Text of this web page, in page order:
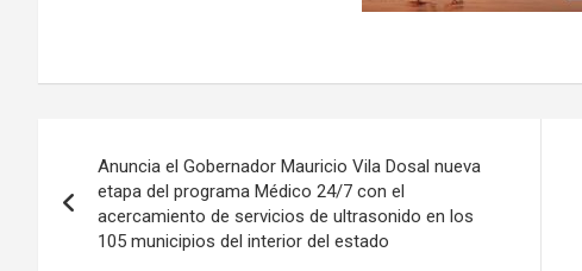
de
entradas
Anuncia el Gobernador Mauricio Vila Dosal nueva
etapa del programa Médico 24/7 con el
acercamiento de servicios de ultrasonido en los
105 municipios del interior del estado